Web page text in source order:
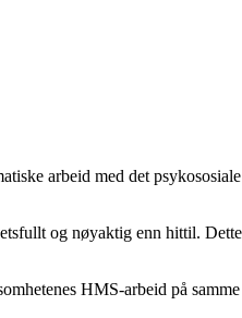
arbeid med det
og nøyaktig enn hittil.
HMS-arbeid på